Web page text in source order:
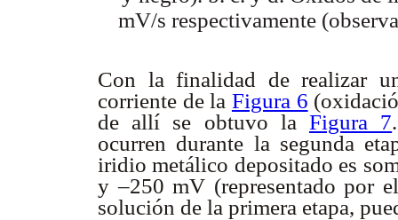
mV/s respectivamente
Con la finalidad de realizar
corriente de la Figura 6
de allí se obtuvo la Figura 7
ocurren durante la segunda
iridio metálico depositado es
y –250 mV (representado por
solución de la primera etapa,